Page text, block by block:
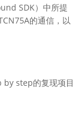
SDK）中所提
的通信，以
by step的复现项目